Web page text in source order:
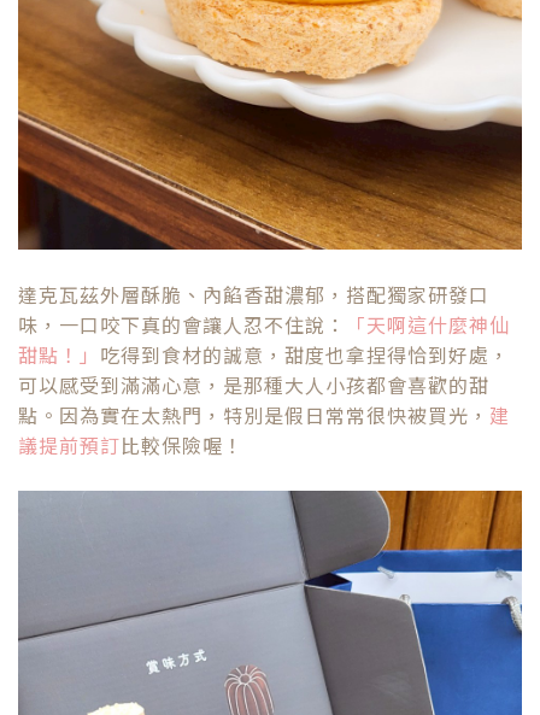
達克瓦茲外層酥脆、內餡香甜濃郁，搭配獨家研發口
味，一口咬下真的會讓人忍不住說：
「天啊這什麼神仙
甜點！」 吃得到食材的誠意，甜度也拿捏得恰到好處，
可以感受到滿滿心意，是那種大人小孩都會喜歡的甜
點。因為實在太熱門，特別是假日常常很快被買光， 建
議提前預訂比較保險喔！